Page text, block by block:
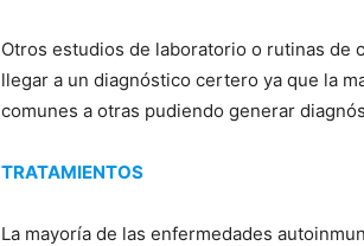
Otros estudios de laboratorio o rutinas de
llegar a un diagnóstico certero ya que la
comunes a otras pudiendo generar
TRATAMIENTOS
La mayoría de las enfermedades